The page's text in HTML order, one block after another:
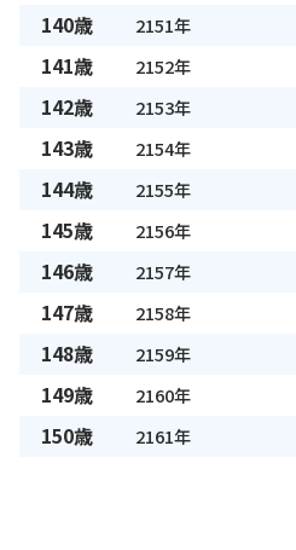
140歳 2151年
141歳 2152年
142歳 2153年
143歳 2154年
144歳 2155年
145歳 2156年
146歳 2157年
147歳 2158年
148歳 2159年
149歳 2160年
150歳 2161年